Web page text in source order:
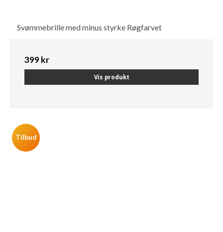
Svømmebrille med minus styrke Røgfarvet
399 kr
Vis produkt
Tilbud